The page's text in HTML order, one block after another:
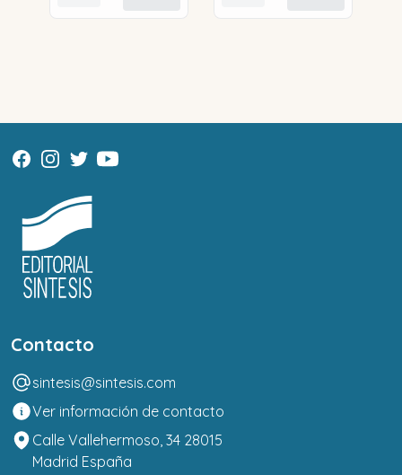
Contacto
sintesis@sintesis.com
Ver información de contacto
Calle Vallehermoso, 34 28015
Madrid España